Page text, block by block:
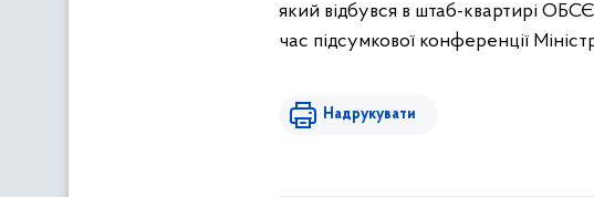
який відбувся в штаб-квартирі
час підсумкової конференції
Надрукувати